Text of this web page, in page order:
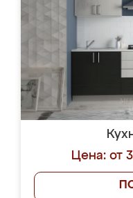
Цена: от